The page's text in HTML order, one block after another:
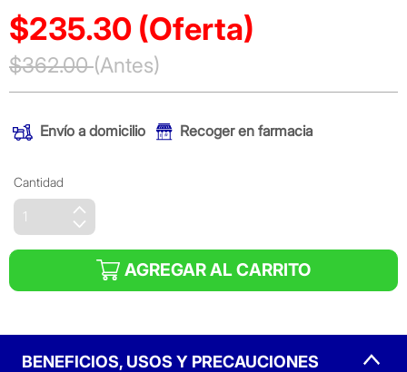
$235.30 (Oferta)
Precio reducido de
$362.00(Antes)
Envío a domicilio Recoger en farmacia
Cantidad
AGREGAR AL CARRITO
BENEFICIOS, USOS Y PRECAUCIONES